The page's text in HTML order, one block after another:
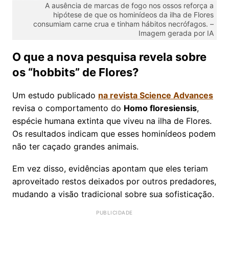
A ausência de marcas de fogo nos ossos reforça a
hipótese de que os hominídeos da ilha de Flores
consumiam carne crua e tinham hábitos necrófagos. –
Imagem gerada por IA
O que a nova pesquisa revela sobre
os “hobbits” de Flores?
Um estudo publicado na revista Science Advances
revisa o comportamento do Homo floresiensis,
espécie humana extinta que viveu na ilha de Flores.
Os resultados indicam que esses hominídeos podem
não ter caçado grandes animais.
Em vez disso, evidências apontam que eles teriam
aproveitado restos deixados por outros predadores,
mudando a visão tradicional sobre sua sofisticação.